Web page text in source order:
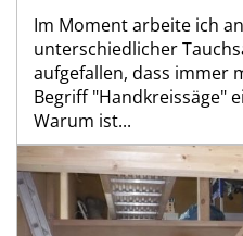
Im Moment arbeite ich
unterschiedlicher
aufgefallen, dass immer
Begriff "Handkreissäge"
Warum ist...